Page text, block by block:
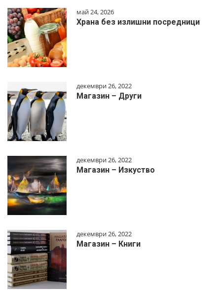
май 24, 2026
Храна без излишни посредници
декември 26, 2022
Магазин – Други
декември 26, 2022
Магазин – Изкуство
декември 26, 2022
Магазин – Книги